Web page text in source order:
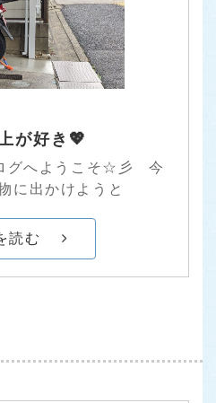
が好き💖
グへようこそ☆彡 今
に出かけようと
読む